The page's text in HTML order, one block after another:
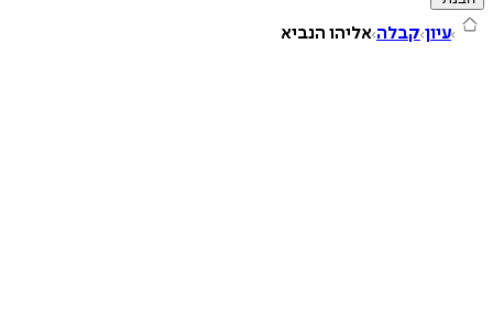
עיון קבלה אליהו הנביא